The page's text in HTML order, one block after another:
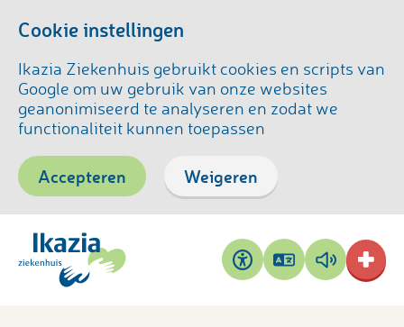
Cookie instellingen
Ikazia Ziekenhuis gebruikt cookies en scripts van
Google om uw gebruik van onze websites
geanonimiseerd te analyseren en zodat we
functionaliteit kunnen toepassen
Accepteren Weigeren
Toegankelijkheid
Pagina
vertalen
Pagina
voorlezen